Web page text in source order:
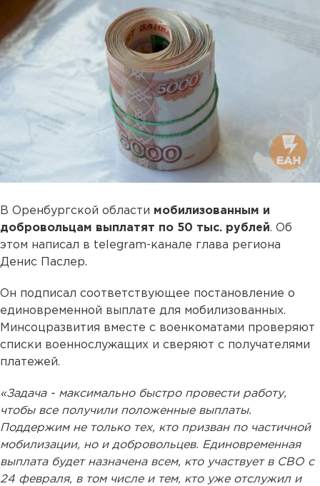
В Оренбургской области мобилизованным и
добровольцам выплатят по 50 тыс. рублей. Об
этом написал в telegram-канале глава региона
Денис Паслер.
Он подписал соответствующее постановление о
единовременной выплате для мобилизованных.
Минсоцразвития вместе с военкоматами проверяют
списки военнослужащих и сверяют с получателями
платежей.
«Задача - максимально быстро провести работу,
чтобы все получили положенные выплаты.
Поддержим не только тех, кто призван по частичной
мобилизации, но и добровольцев. Единовременная
выплата будет назначена всем, кто участвует в СВО с
24 февраля, в том числе и тем, кто уже отслужил и